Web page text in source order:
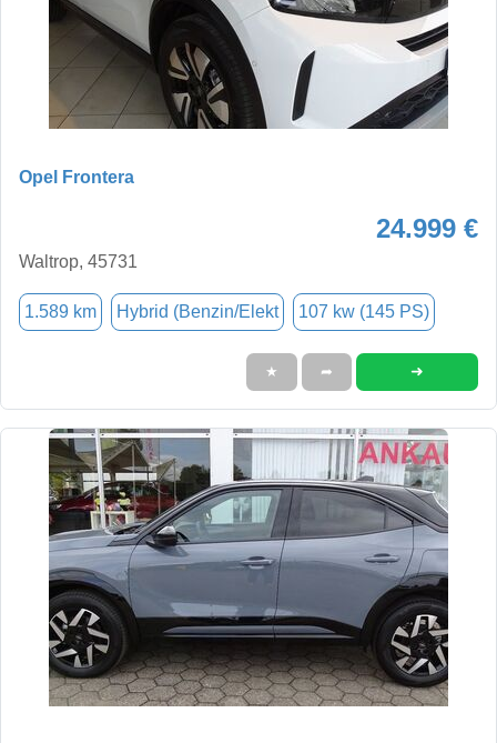
Opel Frontera
24.999 €
Waltrop, 45731
1.589 km Hybrid (Benzin/Elekt 107 kw (145 PS)
★ ➦ ➜